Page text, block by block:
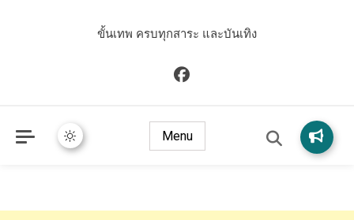
ขั้นเทพ ครบทุกสาระ และบันเทิง
Menu